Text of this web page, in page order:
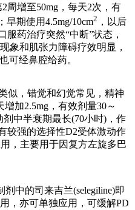
周增至50mg，每天2次，有
早期使用4.5mg/10cm2 ，以后
药治疗突然“中断”状态，
象和肌张力障碍疗效明显，
可经鼻腔给药。
似，错觉和幻觉常见，精神
加2.5mg，有效剂量30～
剂中半衰期最长(70小时)，作
较强的选择性D2受体激动作
，主要用于因复方左旋多巴
中的司来吉兰(selegiline)即
，亦可单独应用，可缓解PD